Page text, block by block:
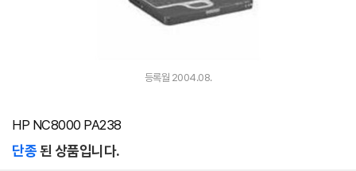
등록월 2004.08.
HP NC8000 PA238
단종된 상품입니다.